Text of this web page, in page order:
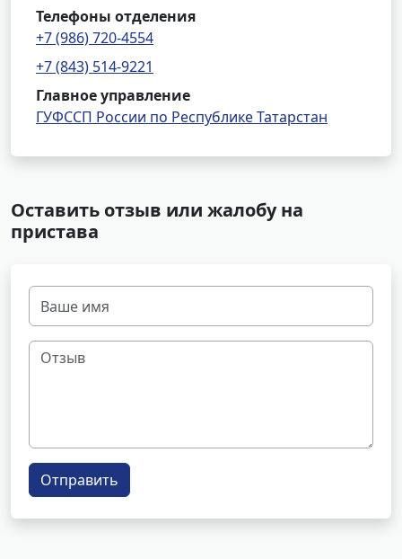
Телефоны отделения
+7 (986) 720-4554
+7 (843) 514-9221
Главное управление
ГУФССП России по Республике Татарстан
Оставить отзыв или жалобу на
пристава
Отправить